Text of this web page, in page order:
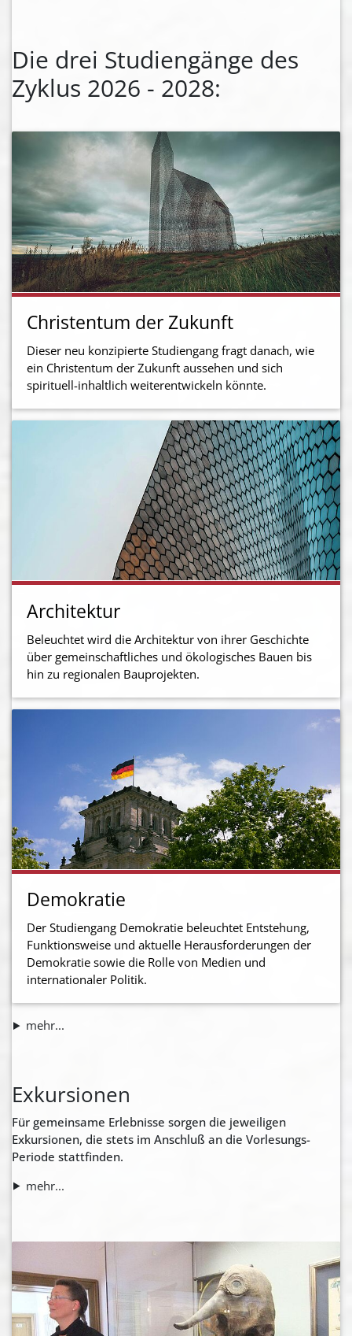
Die drei Studiengänge des
Zyklus 2026 - 2028:
Christentum der Zukunft
Dieser neu konzipierte Studiengang fragt danach, wie
ein Christentum der Zukunft aussehen und sich
spirituell-inhaltlich weiterentwickeln könnte.
Architektur
Beleuchtet wird die Architektur von ihrer Geschichte
über gemeinschaftliches und ökologisches Bauen bis
hin zu regionalen Bauprojekten.
Demokratie
Der Studiengang Demokratie beleuchtet Entstehung,
Funktionsweise und aktuelle Herausforderungen der
Demokratie sowie die Rolle von Medien und
internationaler Politik.
mehr...
Exkursionen
Für gemeinsame Erlebnisse sorgen die jeweiligen
Exkursionen, die stets im Anschluß an die Vorlesungs-
Periode stattfinden.
mehr...